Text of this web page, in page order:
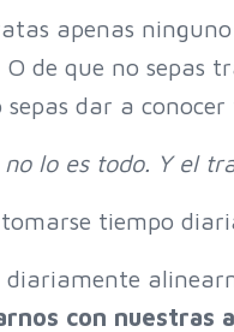
apenas
de que no sepas
sepas dar a
no lo es todo. Y el
tiempo
diariamente
con nuestras